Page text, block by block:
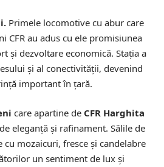
Primele locomotive cu abur care
CFR au adus cu ele promisiunea
și dezvoltare economică. Stația a
și al conectivității, devenind
important în țară.
care apartine de CFR Harghita
eleganță și rafinament. Sălile de
cu mozaicuri, fresce și candelabre
un sentiment de lux și